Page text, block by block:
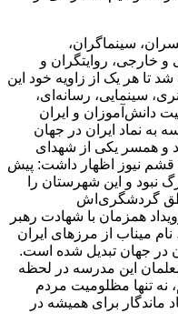
سینماگران،
و خارجی، روایتگران و
تا هر یک از زاویه خود این
سینمایی، رسانه‌ای،
دانش‌آموزان و ایران
به نماد ایران در جهان
و همسر یکی از شهدای
قشم نیوز اظهار داشت: پیش
نبود و این شهرستان را
گردشگری‌اش
همزمان با شهادت رهبر
میناب از مرزهای ایران
در جهان تبدیل شده است.
این مدرسه در لحظه
و معلم، نه تنها مظلومیت مردم
ماندگار برای همیشه در